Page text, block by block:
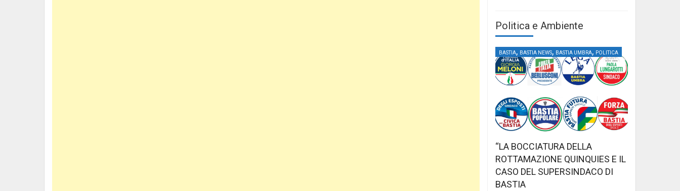
Politica e Ambiente
BASTIA, BASTIA NEWS, BASTIA UMBRA, POLITICA
“LA BOCCIATURA DELLA
ROTTAMAZIONE QUINQUIES E IL
CASO DEL SUPERSINDACO DI
BASTIA